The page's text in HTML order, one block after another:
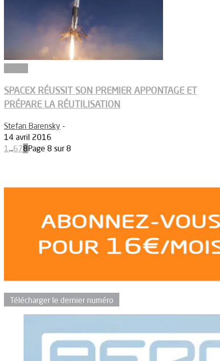
SPACEX RÉUSSIT SON PREMIER APPONTAGE ET
PRÉPARE LA RÉUTILISATION
Stefan Barensky -
14 avril 2016
1...678Page 8 sur 8
Télécharger le dernier numéro